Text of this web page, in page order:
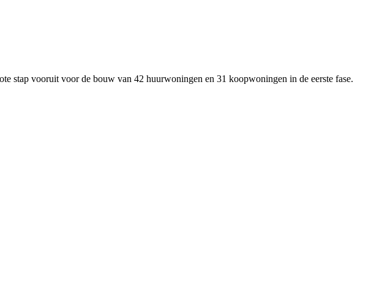
stap vooruit voor de bouw van 42 huurwoningen en 31 koopwoningen in de eerste fase.